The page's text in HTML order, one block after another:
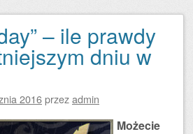
– ile prawdy
dniu w
2016przezadmin
Możecie